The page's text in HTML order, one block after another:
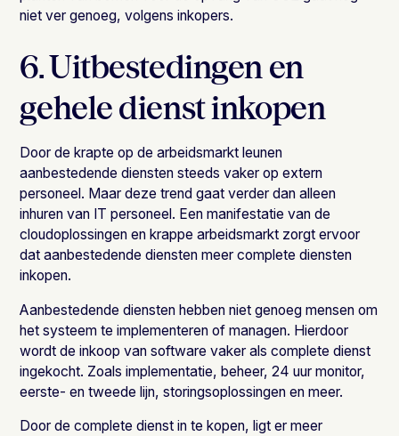
niet ver genoeg, volgens inkopers.
6. Uitbestedingen en
gehele dienst inkopen
Door de krapte op de arbeidsmarkt leunen
aanbestedende diensten steeds vaker op extern
personeel. Maar deze trend gaat verder dan alleen
inhuren van IT personeel. Een manifestatie van de
cloudoplossingen en krappe arbeidsmarkt zorgt ervoor
dat aanbestedende diensten meer complete diensten
inkopen.
Aanbestedende diensten hebben niet genoeg mensen om
het systeem te implementeren of managen. Hierdoor
wordt de inkoop van software vaker als complete dienst
ingekocht. Zoals implementatie, beheer, 24 uur monitor,
eerste- en tweede lijn, storingsoplossingen en meer.
Door de complete dienst in te kopen, ligt er meer